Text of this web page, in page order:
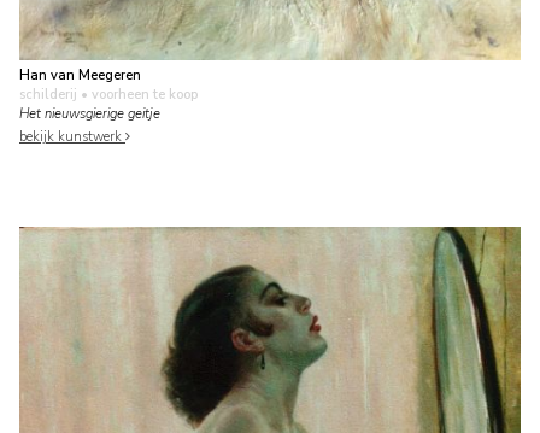
Han van Meegeren
schilderij • voorheen te koop
Het nieuwsgierige geitje
bekijk kunstwerk